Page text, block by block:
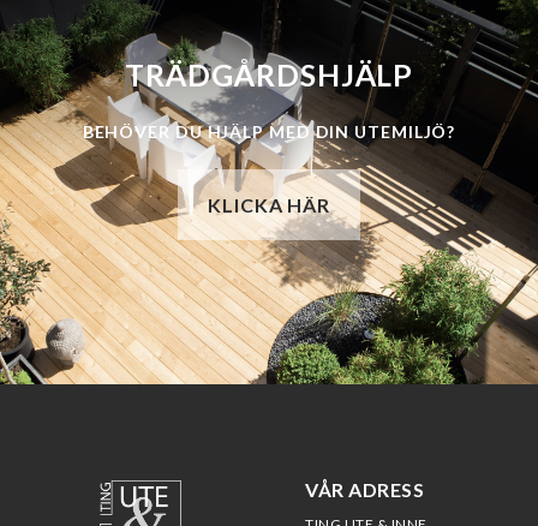
TRÄDGÅRDSHJÄLP​
BEHÖVER DU HJÄLP MED DIN UTEMILJÖ?
KLICKA HÄR
VÅR ADRESS